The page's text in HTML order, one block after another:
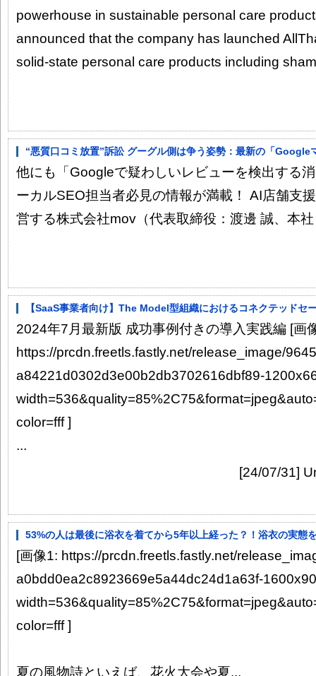
powerhouse in sustainable personal care
announced that the company has launched
solid-state personal care products including
“悪質口コミ放置”訴訟 グーグル側は争う姿勢：最新の「Google
他にも「Googleで疑わしいレビューを検出する
ーカルSEO担当者必見の情報が満載！ AI店舗支
営する株式会社mov（代表取締役：渡邊 誠、本
【SaaS事業者向け】The Model型組織におけるコネクテッドセ
2024年7月最新版 成功事例付きの導入実践編 [画
https://prcdn.freetls.fastly.net/release_image/
a84221d0302d3e00b2db3702616dbf89-
color=fff ]
...
[24/07/31]
53%の人は最後に浴衣を着てから5年以上経った？！浴衣の実態
[画像1: https://prcdn.freetls.fastly.net/
a0bdd0ea2c8923669e5a44dc24d1a63f-
color=fff ]
夏の風物詩といえば、花火大会や夏...